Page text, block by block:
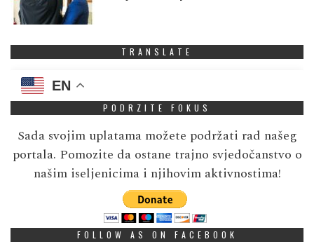
TRANSLATE
EN
PODRZITE FOKUS
Sada svojim uplatama možete podržati rad našeg
portala. Pomozite da ostane trajno svjedočanstvo o
našim iseljenicima i njihovim aktivnostima!
FOLLOW AS ON FACEBOOK